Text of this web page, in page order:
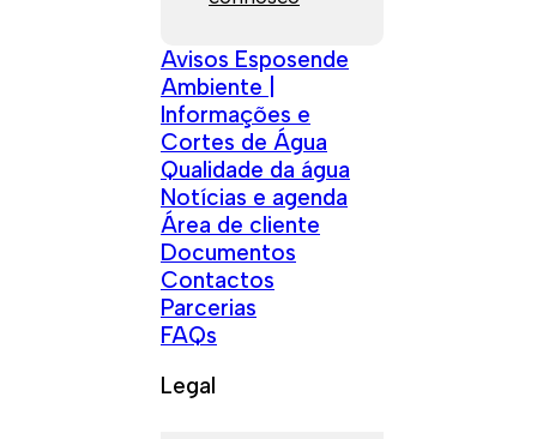
Avisos Esposende
Ambiente |
Informações e
Cortes de Água
Qualidade da água
Notícias e agenda
Área de cliente
Documentos
Contactos
Parcerias
FAQs
Legal